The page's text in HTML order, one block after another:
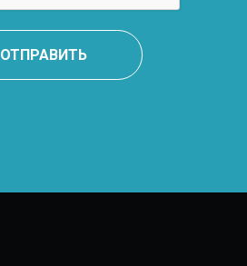
ОТПРАВИТЬ